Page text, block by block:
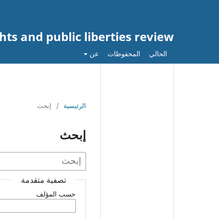
and public liberties review
الحالي المحفوظات عن
الرئيسية / إبحث
إبحث
تصفية متقدمة
حسب المؤلف